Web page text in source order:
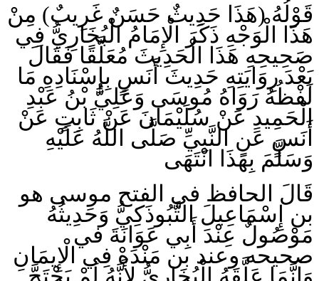
قَوْلُهُ (هَذَا حَدِيثٌ حَسَنٌ غَرِيبٌ) مِنْ
هَذَا الْوَجْهِ ذَكَرَ الْإِمَامُ الْبُخَارِيُّ فِي
صَحِيحِهِ هَذَا الْحَدِيثَ مُعَلَّقًا فَقَالَ
بَعْدَ رِوَايَتِهِ حَدِيثَ أَنَسٍ بِإِسْنَادِهِ مَا
لَفْظُهُ رَوَاهُ مُوسَى وَعَلِيُّ بْنُ عَبْدِ
الْحَمِيدِ عَنْ سُلَيْمَانَ عَنْ ثَابِتٍ عَنْ
أَنَسٍ عَنِ النَّبِيِّ صَلَّى اللَّهُ عَلَيْهِ
وَسَلَّمَ بِهَذَا انْتَهَى
قَالَ الحافظ في الفتح موسى هو
بن إِسْمَاعِيلَ التَّبُوذَكِيُّ وَحَدِيثُهُ
مَوْصُولٌ عِنْدَ أَبِي عَوَانَةَ في
صحيحه وعند بن مَنْدَهْ فِي الْإِيمَانِ
وَإِنَّمَا عَلَّقَهُ الْبُخَارِيُّ لِأَنَّهُ لَمْ يَحْتَجَّ